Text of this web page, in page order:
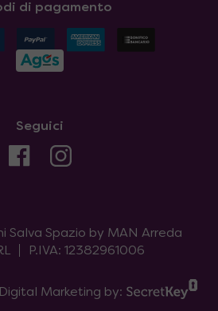
di pagamento
Seguici
Salva Spazio by MAN Arreda
P.IVA: 12382961006
Marketing by: